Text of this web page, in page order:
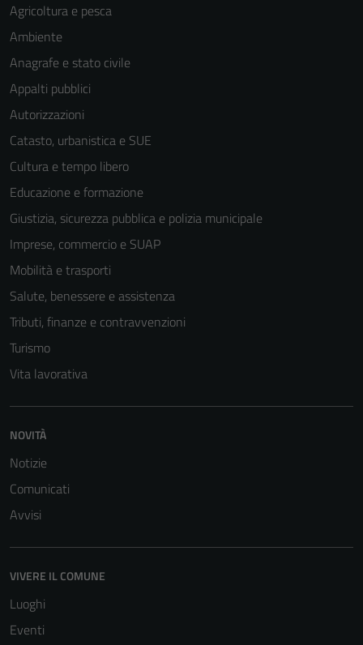
Agricoltura e pesca
Ambiente
Anagrafe e stato civile
Appalti pubblici
Autorizzazioni
Catasto, urbanistica e SUE
Cultura e tempo libero
Educazione e formazione
Giustizia, sicurezza pubblica e polizia municipale
Imprese, commercio e SUAP
Mobilità e trasporti
Salute, benessere e assistenza
Tributi, finanze e contravvenzioni
Turismo
Vita lavorativa
NOVITÀ
Notizie
Comunicati
Avvisi
VIVERE IL COMUNE
Luoghi
Eventi